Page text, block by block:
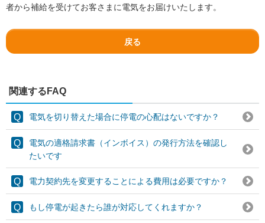
者から補給を受けてお客さまに電気をお届けいたします。
戻る
関連するFAQ
電気を切り替えた場合に停電の心配はないですか？
電気の適格請求書（インボイス）の発行方法を確認し
たいです
電力契約先を変更することによる費用は必要ですか？
もし停電が起きたら誰が対応してくれますか？